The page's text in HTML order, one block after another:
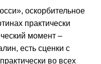
оскорбительное
практически
момент –
есть сценки с
во всех